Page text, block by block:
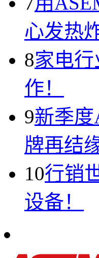
心发热
8家电
作！
9新季
牌再结
10行销
设备！